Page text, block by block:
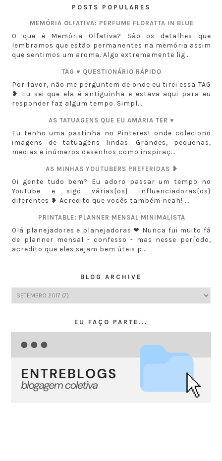
POSTS POPULARES
MEMÓRIA OLFATIVA: PERFUME FLORATTA IN BLUE
O que é Memória Olfativa? São os detalhes que
lembramos que estão permanentes na memória assim
que sentimos um aroma. Algo extremamente lig...
TAG ♥ QUESTIONÁRIO RÁPIDO
Por favor, não me perguntem de onde eu tirei essa TAG
❥ Eu sei que ela é antiguinha e estava aqui para eu
responder faz algum tempo. Simpl...
AS TATUAGENS QUE EU AMARIA TER ♥
Eu tenho uma pastinha no Pinterest onde coleciono
imagens de tatuagens lindas: Grandes, pequenas,
medias e inúmeros desenhos como inspiraç...
AS MINHAS YOUTUBERS PREFERIDAS ❥
Oi gente tudo bem? Eu adoro passar um tempo no
YouTube e sigo várias{os} influenciadoras{os}
diferentes ❥ Acredito que vocês também neah! ...
PRINTABLE: PLANNER MENSAL MINIMALISTA
Olá planejadores e planejadoras ❤ Nunca fui muito fã
de planner mensal - confesso - mas nesse período,
acredito que eles sejam bem úteis p...
BLOG ARCHIVE
EU FAÇO PARTE...